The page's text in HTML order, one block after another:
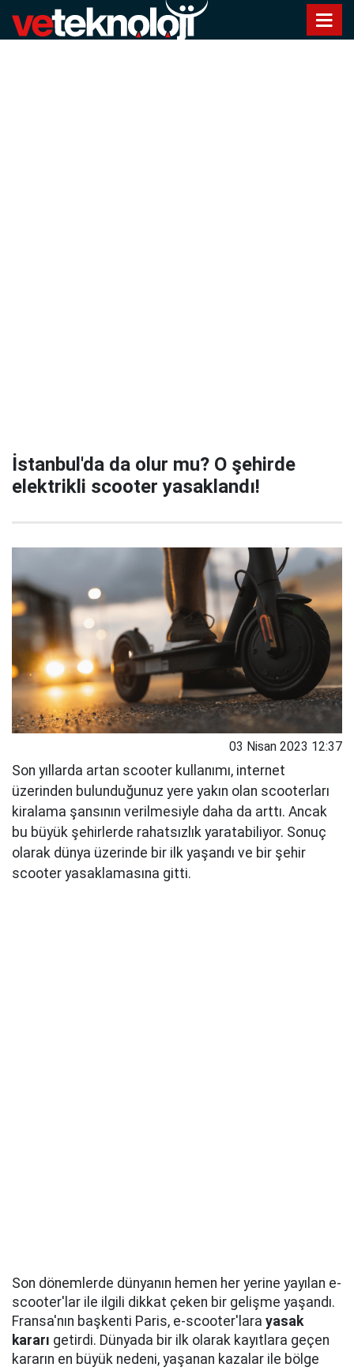
İstanbul'da da olur mu? O şehirde
elektrikli scooter yasaklandı!
03 Nisan 2023 12:37
Son yıllarda artan scooter kullanımı, internet
üzerinden bulunduğunuz yere yakın olan scooterları
kiralama şansının verilmesiyle daha da arttı. Ancak
bu büyük şehirlerde rahatsızlık yaratabiliyor. Sonuç
olarak dünya üzerinde bir ilk yaşandı ve bir şehir
scooter yasaklamasına gitti.
Son dönemlerde dünyanın hemen her yerine yayılan e-
scooter'lar ile ilgili dikkat çeken bir gelişme yaşandı.
Fransa'nın başkenti Paris, e-scooter'lara yasak
kararı getirdi. Dünyada bir ilk olarak kayıtlara geçen
kararın en büyük nedeni, yaşanan kazalar ile bölge